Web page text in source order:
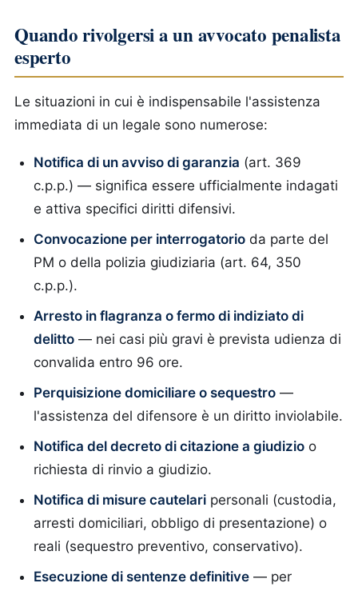
Quando rivolgersi a un avvocato penalista
esperto
Le situazioni in cui è indispensabile l'assistenza
immediata di un legale sono numerose:
Notifica di un avviso di garanzia (art. 369
c.p.p.) — significa essere ufficialmente indagati
e attiva specifici diritti difensivi.
Convocazione per interrogatorio da parte del
PM o della polizia giudiziaria (art. 64, 350
c.p.p.).
Arresto in flagranza o fermo di indiziato di
delitto — nei casi più gravi è prevista udienza di
convalida entro 96 ore.
Perquisizione domiciliare o sequestro —
l'assistenza del difensore è un diritto inviolabile.
Notifica del decreto di citazione a giudizio o
richiesta di rinvio a giudizio.
Notifica di misure cautelari personali (custodia,
arresti domiciliari, obbligo di presentazione) o
reali (sequestro preventivo, conservativo).
Esecuzione di sentenze definitive — per